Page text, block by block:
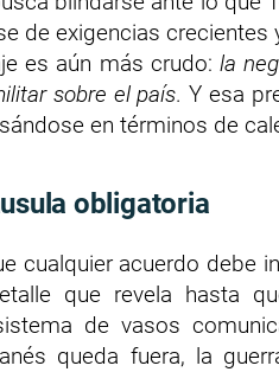
de exigencias
es aún más crudo: la
sobre el país. Y esa
en términos de
obligatoria
cualquier acuerdo debe
que revela hasta
de vasos
queda fuera, la